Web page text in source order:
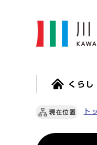
くらし
現在位置 ト